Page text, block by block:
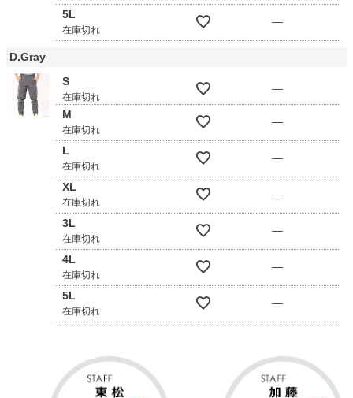
5L
在庫切れ
—
D.Gray
S
在庫切れ
—
M
在庫切れ
—
L
在庫切れ
—
XL
在庫切れ
—
3L
在庫切れ
—
4L
在庫切れ
—
5L
在庫切れ
—